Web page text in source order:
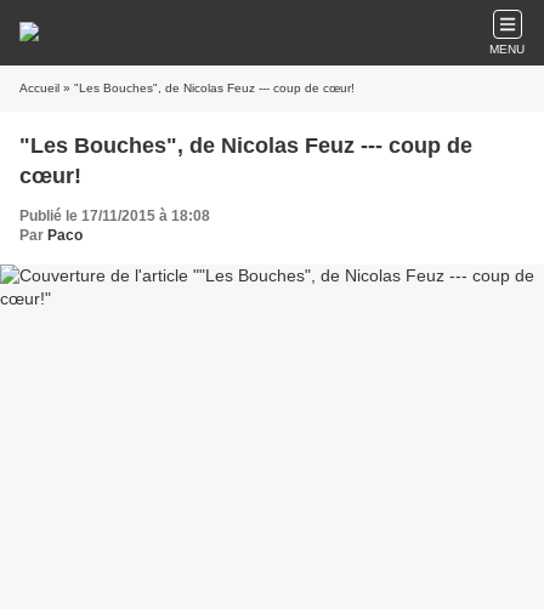
MENU
Accueil » "Les Bouches", de Nicolas Feuz --- coup de cœur!
"Les Bouches", de Nicolas Feuz --- coup de
cœur!
Publié le 17/11/2015 à 18:08
Par Paco